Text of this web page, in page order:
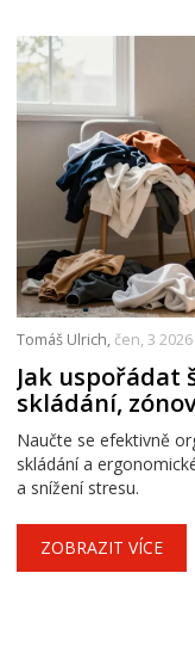
Tomáš Ulrich, čen, 3 2026
Jak
skládání,
Naučte se efektivně
skládání a
a snížení stresu.
ZOBRAZIT VÍCE